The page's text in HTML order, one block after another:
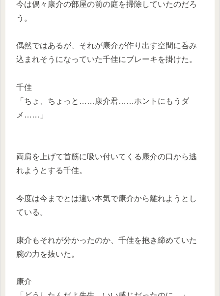
今は偶々康介の部屋の前の庭を掃除していたのだろ
う。
偶然ではあるが、それが康介が作り出す空間に呑み
込まれそうになっていた千佳にブレーキを掛けた。
千佳
「ちょ、ちょっと……康介君……ホントにもうダ
メ……」
両肩を上げて首筋に吸い付いてくる康介の口から逃
れようとする千佳。
今度は今までとは違い本気で康介から離れようとし
ている。
康介もそれが分かったのか、千佳を抱き締めていた
腕の力を抜いた。
康介